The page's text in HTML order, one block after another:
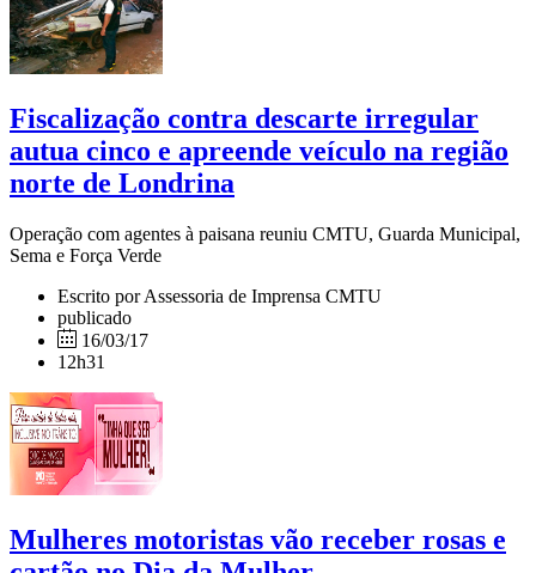
Fiscalização contra descarte irregular
autua cinco e apreende veículo na região
norte de Londrina
Operação com agentes à paisana reuniu CMTU, Guarda Municipal,
Sema e Força Verde
Escrito por Assessoria de Imprensa CMTU
publicado
16/03/17
12h31
Mulheres motoristas vão receber rosas e